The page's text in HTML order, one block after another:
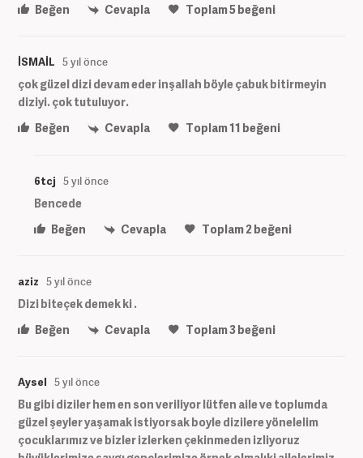
Beğen
Cevapla Toplam5beğeni
İSMAİL 5 yıl önce
çok güzel dizi devam eder inşallah böyle çabuk bitirmeyin
diziyi. çok tutuluyor.
Beğen
Cevapla Toplam11 beğeni
6tcj 5 yıl önce
Bencede
Beğen
Cevapla Toplam2 beğeni
aziz 5 yıl önce
Dizi biteçek demek ki .
Beğen
Cevapla Toplam3beğeni
Aysel 5 yıl önce
Bu gibi diziler hem en son veriliyor lütfen aile ve toplumda
güzel şeyler yaşamak istiyorsak boyle dizilere yönelelim
çocuklarımız ve bizler izlerken çekinmeden izliyoruz